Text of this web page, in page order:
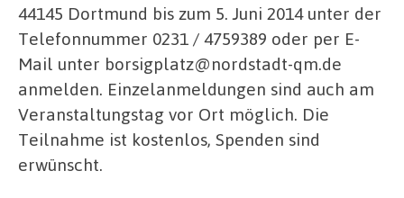
44145 Dortmund bis zum 5. Juni 2014 unter der
Telefonnummer 0231 / 4759389 oder per E-
Mail unter borsigplatz@nordstadt-qm.de
anmelden. Einzelanmeldungen sind auch am
Veranstaltungstag vor Ort möglich. Die
Teilnahme ist kostenlos, Spenden sind
erwünscht.